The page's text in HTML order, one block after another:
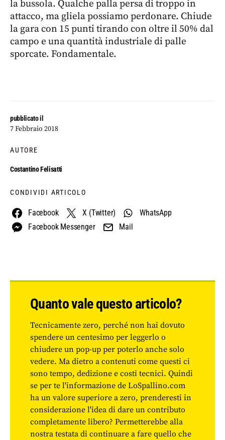
pubblicato il
7 Febbraio 2018
AUTORE
Costantino Felisatti
CONDIVIDI ARTICOLO
Facebook X (Twitter)
WhatsApp
Facebook Messenger
Mail
la bussola. Qualche palla persa di troppo in
attacco, ma gliela possiamo perdonare. Chiude
la gara con 15 punti tirando con oltre il 50% dal
campo e una quantità industriale di palle
sporcate. Fondamentale.
Quanto vale questo articolo?
Tecnicamente zero, perché non hai dovuto
spendere un centesimo per leggerlo o
chiudere un pop-up per poterlo anche solo
vedere. Ma dietro a contenuti come questi ci
sono tempo, dedizione e costi tecnici. Quindi
se per te l'informazione de LoSpallino.com
ha un valore superiore a zero, prenderesti in
considerazione l'idea di dare un contributo
completamente libero? Permetterebbe alla
nostra testata di continuare a fare quello che